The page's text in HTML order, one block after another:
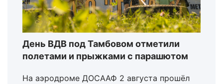
День ВДВ под Тамбовом отметили
полетами и прыжками с парашютом
На аэродроме ДОСААФ 2 августа прошёл